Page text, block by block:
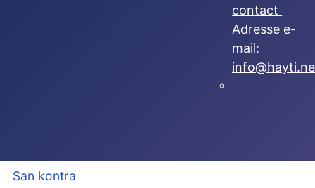
contact
Adresse e-
mail:
San kontra